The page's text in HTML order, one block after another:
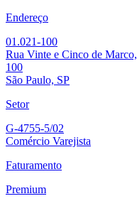
Endereço
01.021-100
Rua Vinte e Cinco de
100
São Paulo, SP
Setor
G-4755-5/02
Comércio Varejista
Faturamento
Premium